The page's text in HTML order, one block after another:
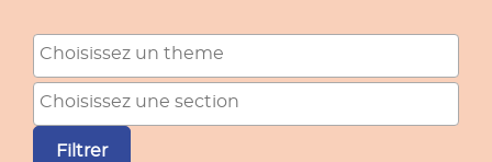
Theme
Section
Filtrer